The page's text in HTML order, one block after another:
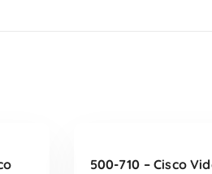
500-710 – Cisco